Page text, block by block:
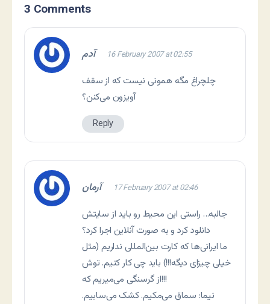
3 Comments
آدم 16 February 2007 at 02:55
چلچراغ مگه همونی نیست که از سقف
آویزون می‌کنن؟
Reply
آرمان 17 February 2007 at 02:46
جالبه… راستی این محیط رو باید از سایتش
دانلود كرد و به صورت آنلاین اجرا كرد؟
ما ایرانی‌ها كه كارت بین‌المللی نداریم (مثل
خیلی چیزای دیگه!!!) باید چی كار كنیم. توش
از گرسنگی می‌میریم كه!!!
نیما: سماق می‌مکیم. کشک می‌سابیم.